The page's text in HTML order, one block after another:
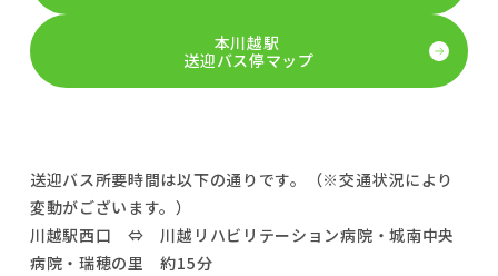
本川越駅
送迎バス停マップ
送迎バス所要時間は以下の通りです。（※交通状況により
変動がございます。）
川越駅西口 ⇔ 川越リハビリテーション病院・城南中央
病院・瑞穂の里 約15分